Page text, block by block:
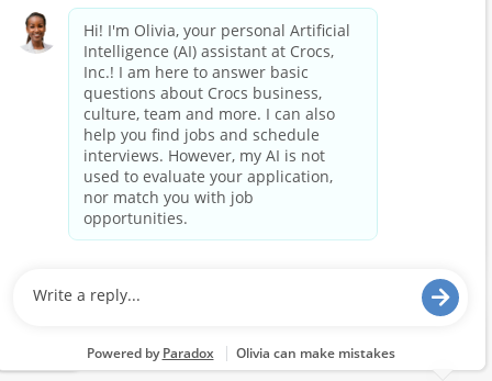
加入 Crocs 俱乐部
立即购买
购买 Crocs
购买 HEYDUDE
保持联系
Crocs and HEYDUDE